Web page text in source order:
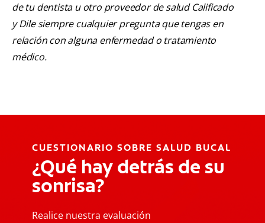
de tu dentista u otro proveedor de salud Calificado
y Dile siempre cualquier pregunta que tengas en
relación con alguna enfermedad o tratamiento
médico.
CUESTIONARIO SOBRE SALUD BUCAL
¿Qué hay detrás de su
sonrisa?
Realice nuestra evaluación